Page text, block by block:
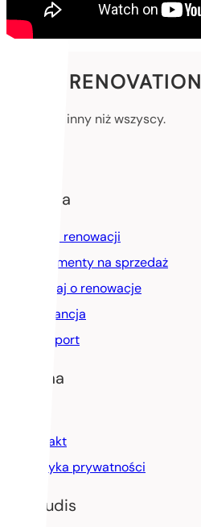
SAP RENOVATION
Dzwięk inny niż wszyscy.
Oferta
Oferta renowacji
Instrumenty na sprzedaż
Zapytaj o renowacje
Gwarancja
Transport
Firma
Kontakt
Polityka prywatności
Alaudis